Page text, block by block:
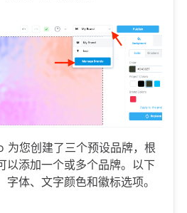
为您创建了三个预设品牌，根
以添加一个或多个品牌。以下
体、文字颜色和徽标选项。